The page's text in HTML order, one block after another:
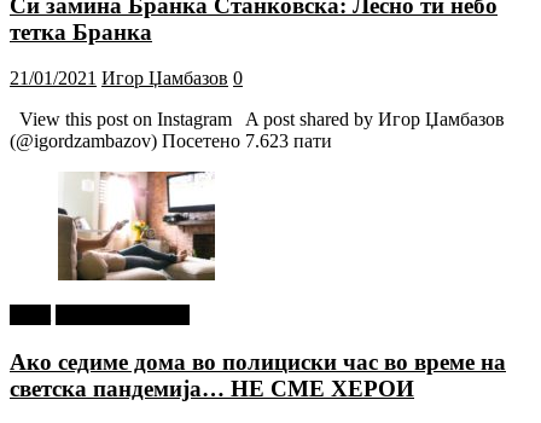
тетка Бранка
21/01/2021 Игор Џамбазов 0
View this post on Instagram A post shared by Игор Џамбазов
(@igordzambazov) Посетено 7.623 пати
Ако седиме дома во полициски час во време на
светска пандемија… НЕ СМЕ ХЕРОИ